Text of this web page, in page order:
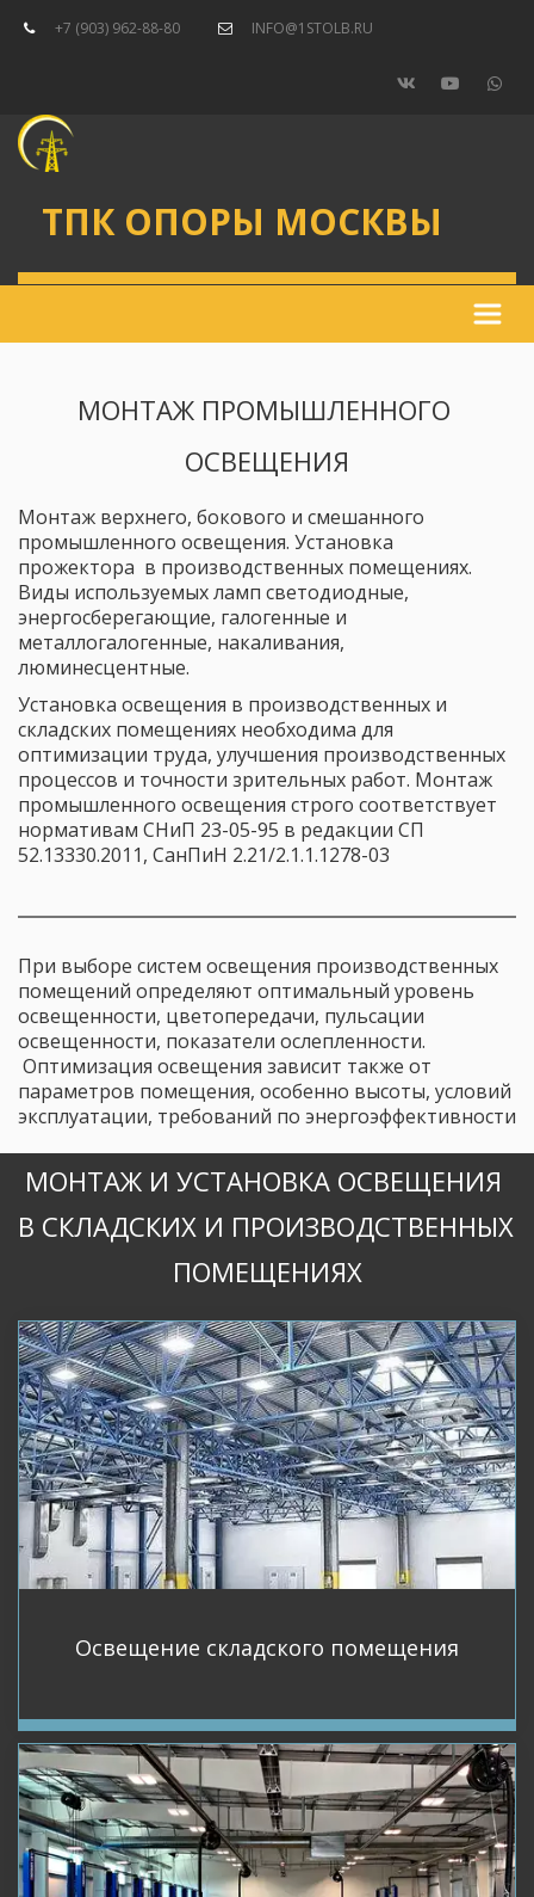
+7 (903) 962-88-80 INFO@1STOLB.RU
ТПК ОПОРЫ МОСКВЫ
МОНТАЖ ПРОМЫШЛЕННОГО
ОСВЕЩЕНИЯ
Монтаж верхнего, бокового и смешанного
промышленного освещения. Установка
прожектора  в производственных помещениях.
Виды используемых ламп светодиодные,
энергосберегающие, галогенные и
металлогалогенные, накаливания,
люминесцентные.
Установка освещения в производственных и
складских помещениях необходима для
оптимизации труда, улучшения производственных
процессов и точности зрительных работ. Монтаж
промышленного освещения строго соответствует
нормативам СНиП 23-05-95 в редакции СП
52.13330.2011, СанПиН 2.21/2.1.1.1278-03
При выборе систем освещения производственных
помещений определяют оптимальный уровень
освещенности, цветопередачи, пульсации
освещенности, показатели ослепленности.
Оптимизация освещения зависит также от
параметров помещения, особенно высоты, условий
эксплуатации, требований по энергоэффективности
МОНТАЖ И УСТАНОВКА ОСВЕЩЕНИЯ
В СКЛАДСКИХ И ПРОИЗВОДСТВЕННЫХ
ПОМЕЩЕНИЯХ
Освещение складского помещения